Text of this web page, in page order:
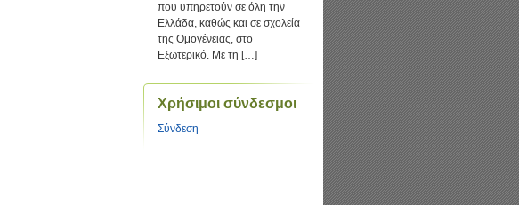
που υπηρετούν σε όλη την
Ελλάδα, καθώς και σε σχολεία
της Ομογένειας, στο
Εξωτερικό. Με τη […]
Χρήσιμοι σύνδεσμοι
Σύνδεση